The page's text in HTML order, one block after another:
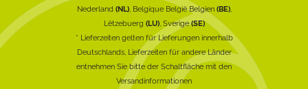
Nederland (NL), Belgique België Belgien (BE),
Lëtzebuerg (LU), Sverige(SE)
* Lieferzeiten gelten für Lieferungen innerhalb
Deutschlands, Lieferzeiten für andere Länder
entnehmen Sie bitte der Schaltfläche mit den
Versandinformationen